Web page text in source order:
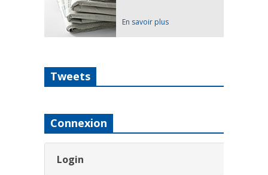
En savoir plus
Tweets
Connexion
Login